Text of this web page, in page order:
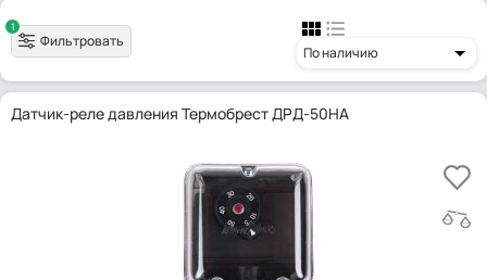
1
Фильтровать
По наличию
Датчик-реле давления Термобрест ДРД-50НА